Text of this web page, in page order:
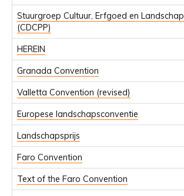
Stuurgroep Cultuur, Erfgoed en Landschap
(CDCPP)
HEREIN
Granada Convention
Valletta Convention (revised)
Europese landschapsconventie
Landschapsprijs
Faro Convention
Text of the Faro Convention